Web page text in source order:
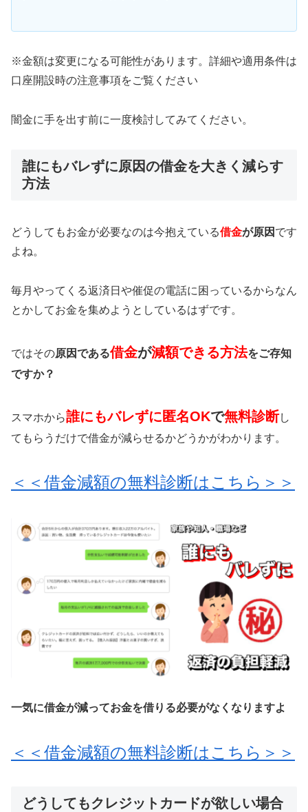
※金額は変更になる可能性があります。詳細や適用条件は
口座開設時の注意事項をご覧ください
闇金に手を出す前に一度検討してみてください。
誰にもバレずに原因の借金を大きく減らす
方法
どうしてもお金が必要なのは今抱えている借金が原因 です
よね。
毎月やってくる返済日や催促の電話に困っているからなん
とかしてお金を集めようとしているはずです。
ではその原因である借金が減額できる方法をご存知
ですか？
スマホから誰にもバレずに匿名OKで無料診断し
てもらうだけで借金が減らせるかどうかがわかります。
＜＜借金減額の無料診断はこちら＞＞
一気に借金が減ってお金を借りる必要がなくなりますよ
＜＜借金減額の無料診断はこちら＞＞
どうしてもクレジットカードが欲しい場合